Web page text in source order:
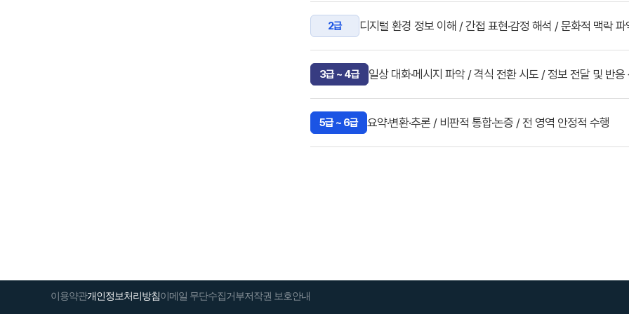
2급 디지털 환경 정보 이해 / 간접 표현·감정 해석 / 문화적 맥락 파
3급 ~ 4급 일상 대화·메시지 파악 / 격식 전환 시도 / 정보 전달 및 반응
5급 ~ 6급 요약·변환·추론 / 비판적 통합·논증 / 전 영역 안정적 수행
이용약관개인정보처리방침이메일 무단수집거부저작권 보호안내